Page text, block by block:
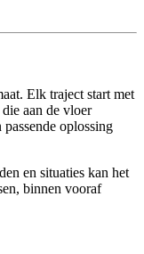
Elk traject start met
aan de vloer
oplossing
en situaties kan het
binnen vooraf